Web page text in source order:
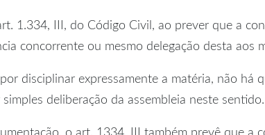
1.334, III, do Código Civil, ao prever que a
concorrente ou mesmo delegação desta aos
disciplinar expressamente a matéria, não há
deliberação da assembleia neste sentido.